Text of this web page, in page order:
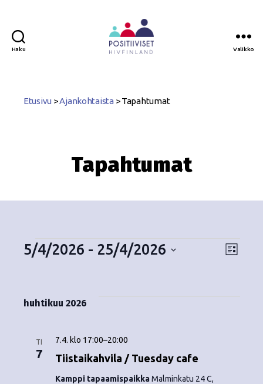
Haku Valikko
Etusivu >Ajankohtaista >Tapahtumat
Tapahtumat
NT
L
5/4/2026 - 25/4/2026
i
huhtikuu 2026
TI
7 Tiistaikahvila / Tuesday cafe
7.4. klo 17:00–20:00
Kamppi tapaamispaikkaMalminkatu 24 C,